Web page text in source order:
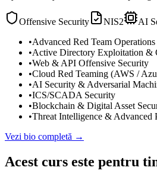
Offensive Security NIS2
AI
•Advanced Red Team Operations
•Active Directory Exploitation &
•Web & API Offensive Security
•Cloud Red Teaming (AWS /
•AI Security & Adversarial
•ICS/SCADA Security
•Blockchain & Digital Asset
•Threat Intelligence & Advanced
Vezi bio completă →
Acest curs este pentru